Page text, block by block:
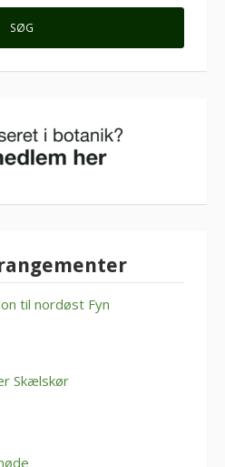
til nordøst Fyn
Skælskør